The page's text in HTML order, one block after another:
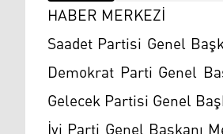
HABER MERKEZİ
Saadet Partisi Genel
Demokrat Parti Genel
Gelecek Partisi Genel